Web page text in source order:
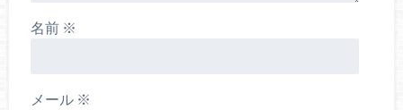
名前 ※
メール ※